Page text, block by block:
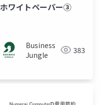
ホワイトペーパー③
Business
Jungle
383